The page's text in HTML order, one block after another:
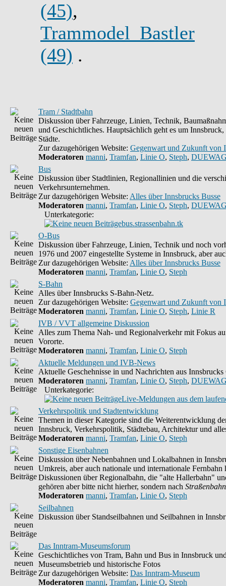
(45),
Trammodel_Bastler
(49) .
Tram / Stadtbahn
Diskussion über Fahrzeuge, Linien, Technik,
und Geschichtliches. Hauptsächlich geht es um Innsbruck,
Städte.
Zur dazugehörigen Website: Gegenwart und Zukunft von
Moderatoren manni, Tramfan, Linie O, Steph,
Bus
Diskussion über Stadtlinien, Regionallinien und die
Verkehrsunternehmen.
Zur dazugehörigen Website: Alles über Innsbrucks Busse
Moderatoren manni, Tramfan, Linie O, Steph,
Unterkategorie:
bus.strassenbahn.tk
O-Bus
Diskussion über Fahrzeuge, Linien, Technik und noch
1976 und 2007 eingestellte Systeme in Innsbruck, aber
Zur dazugehörigen Website: Alles über Innsbrucks Busse
Moderatoren manni, Tramfan, Linie O, Steph
S-Bahn
Alles über Innsbrucks S-Bahn-Netz.
Zur dazugehörigen Website: Gegenwart und Zukunft von
Moderatoren manni, Tramfan, Linie O, Steph, Linie R
IVB / VVT allgemeine Diskussion
Alles zum Thema Nah- und Regionalverkehr mit Fokus
Vororte.
Moderatoren manni, Tramfan, Linie O, Steph
Aktuelle Meldungen und IVB-News
Aktuelle Geschehnisse in und Nachrichten aus
Moderatoren manni, Tramfan, Linie O, Steph,
Unterkategorie:
Live-Meldungen aus dem
Verkehrspolitik und Stadtentwicklung
Themen in dieser Kategorie sind die Weiterentwicklung
Innsbruck, Verkehrspolitik, Städtebau, Architektur und
Moderatoren manni, Tramfan, Linie O, Steph
Sonstige Eisenbahnen
Diskussion über Nebenbahnen und Lokalbahnen in
Umkreis, aber auch nationale und internationale Fernbahn
Diskussionen über Regionalbahn, die "alte Hallerbahn"
gehören aber bitte nicht hierher, sondern nach
Moderatoren manni, Tramfan, Linie O, Steph
Seilbahnen
Diskussion über Standseilbahnen und Seilbahnen in
Das Inntram-Museumsforum
Geschichtliches von Tram, Bahn und Bus in Innsbruck
Museumsbetrieb und historische Fotos
Zur dazugehörigen Website: Das Inntram-Museum
Moderatoren manni, Tramfan, Linie O, Steph